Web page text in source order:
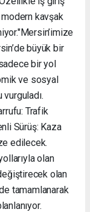
kavşak
​"Mersin’imize
büyük bir
bir yol
ve sosyal
Trafik
Sürüş: Kaza
edilecek.
olan
olan
tamamlanarak